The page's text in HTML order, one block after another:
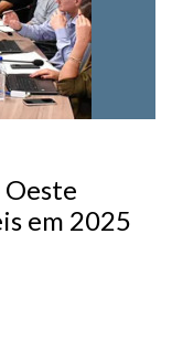
Oeste
em 2025